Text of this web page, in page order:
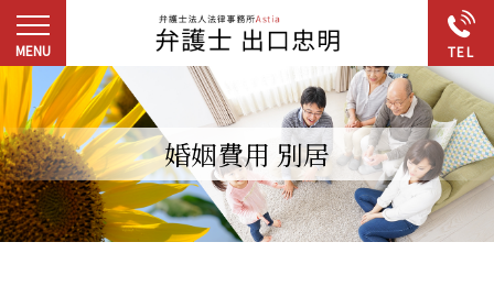
婚姻費用 別居